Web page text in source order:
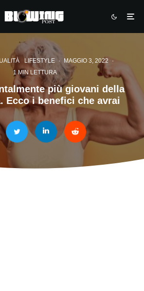
LIFESTYLE · MAGGIO 3, 2022
·
1 MIN LETTURA
più giovani della
Ecco i benefici che avrai